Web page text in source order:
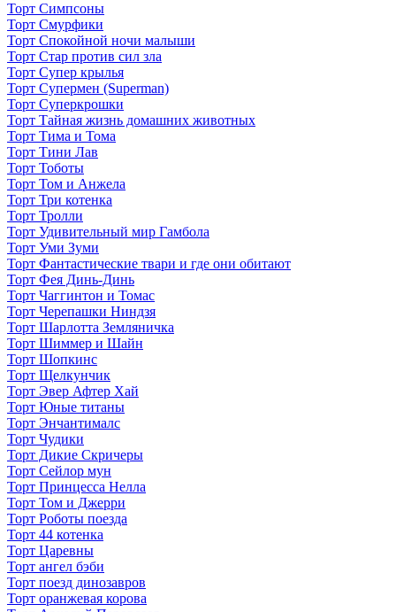
Торт Симпсоны
Торт Смурфики
Торт Спокойной ночи малыши
Торт Стар против сил зла
Торт Супер крылья
Торт Супермен (Superman)
Торт Суперкрошки
Торт Тайная жизнь домашних животных
Торт Тима и Тома
Торт Тини Лав
Торт Тоботы
Торт Том и Анжела
Торт Три котенка
Торт Тролли
Торт Удивительный мир Гамбола
Торт Уми Зуми
Торт Фантастические твари и где они обитают
Торт Фея Динь-Динь
Торт Чаггинтон и Томас
Торт Черепашки Ниндзя
Торт Шарлотта Земляничка
Торт Шиммер и Шайн
Торт Шопкинс
Торт Щелкунчик
Торт Эвер Афтер Хай
Торт Юные титаны
Торт Энчантималс
Торт Чудики
Торт Дикие Скричеры
Торт Сейлор мун
Торт Принцесса Нелла
Торт Том и Джерри
Торт Роботы поезда
Торт 44 котенка
Торт Царевны
Торт ангел бэби
Торт поезд динозавров
Торт оранжевая корова